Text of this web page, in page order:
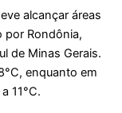
alcançar áreas
por Rondônia,
de Minas Gerais.
enquanto em
11°C.